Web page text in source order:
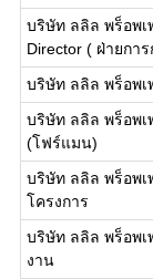
บริษัท ลลิล พร็อพ
Director ( ฝ่ายกา
บริษัท ลลิล พร็อพ
บริษัท ลลิล พร็อพ
(โฟร์แมน)
บริษัท ลลิล พร็อพ
โครงการ
บริษัท ลลิล พร็อพ
งาน